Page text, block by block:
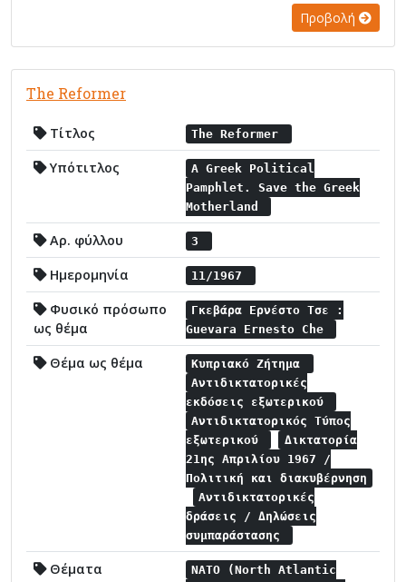
Προβολή
The Reformer
Τίτλος The Reformer
Υπότιτλος
A Greek Political
Pamphlet. Save the Greek
Motherland
Αρ. φύλλου 3
Ημερομηνία 11/1967
Φυσικό πρόσωπο
ως θέμα
Γκεβάρα Ερνέστο Τσε :
Guevara Ernesto Che
Θέμα ως θέμα
Κυπριακό Ζήτημα
Αντιδικτατορικές
εκδόσεις εξωτερικού
Αντιδικτατορικός Τύπος
εξωτερικού
Δικτατορία
21ης Απριλίου 1967 /
Πολιτική και διακυβέρνηση
Αντιδικτατορικές
δράσεις / Δηλώσεις
συμπαράστασης
Θέματα
NATO (North Atlantic